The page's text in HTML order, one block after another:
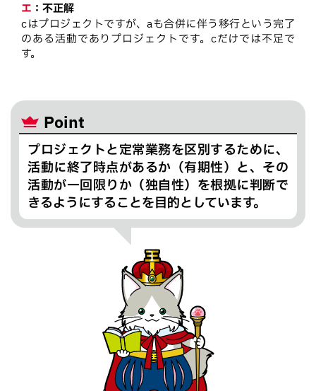
エ ： 不正解
cはプロジェクトですが、aも合併に伴う移行という完了
のある活動でありプロジェクトです。cだけでは不足で
す。
Point
プロジェクトと定常業務を区別するために、
活動に終了時点があるか（有期性）と、その
活動が一回限りか（独自性）を根拠に判断で
きるようにすることを目的としています。